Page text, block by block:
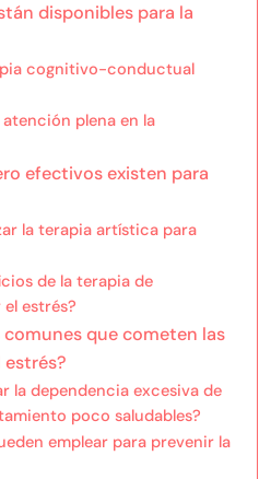
disponibles para la
cognitivo-conductual
atención plena en la
efectivos existen para
la terapia artística para
de la terapia de
estrés?
que cometen las
estrés?
la dependencia excesiva de
poco saludables?
emplear para prevenir la